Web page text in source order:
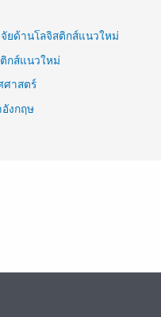
ยด้านโลจิสติกส์แนวใหม่
กส์แนวใหม่
ศาสตร์
งกฤษ